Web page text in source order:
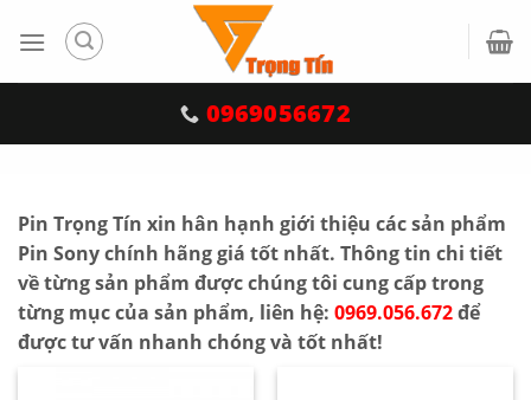
0969056672
Pin Trọng Tín xin hân hạnh giới thiệu các sản phẩm
Pin Sony chính hãng giá tốt nhất. Thông tin chi tiết
về từng sản phẩm được chúng tôi cung cấp trong
từng mục của sản phẩm, liên hệ: 0969.056.672để
được tư vấn nhanh chóng và tốt nhất!